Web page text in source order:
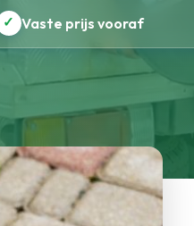
✓ Vaste prijs vooraf